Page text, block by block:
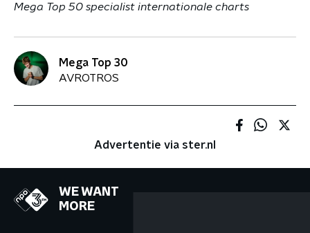
Mega Top 50 specialist internationale charts
Mega Top 30
AVROTROS
Advertentie via ster.nl
WE WANT
MORE